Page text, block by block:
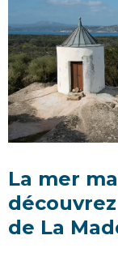
La mer
de La